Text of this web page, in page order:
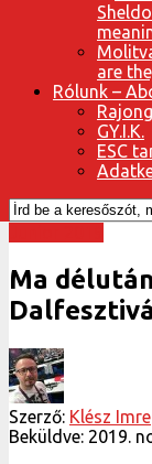
are
Rólunk –
GY.I.K.
ESC
Ma
Szerző: Klész Imre
Beküldve: 2019.